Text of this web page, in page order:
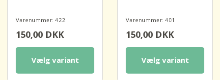
Varenummer: 422
150,00 DKK
Vælg variant
Varenummer: 401
150,00 DKK
Vælg variant